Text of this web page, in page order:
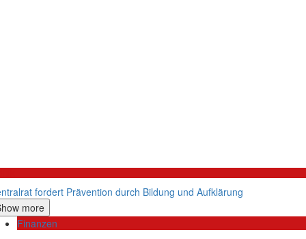
fordert Prävention durch Bildung und Aufklärung
more
Finanzen